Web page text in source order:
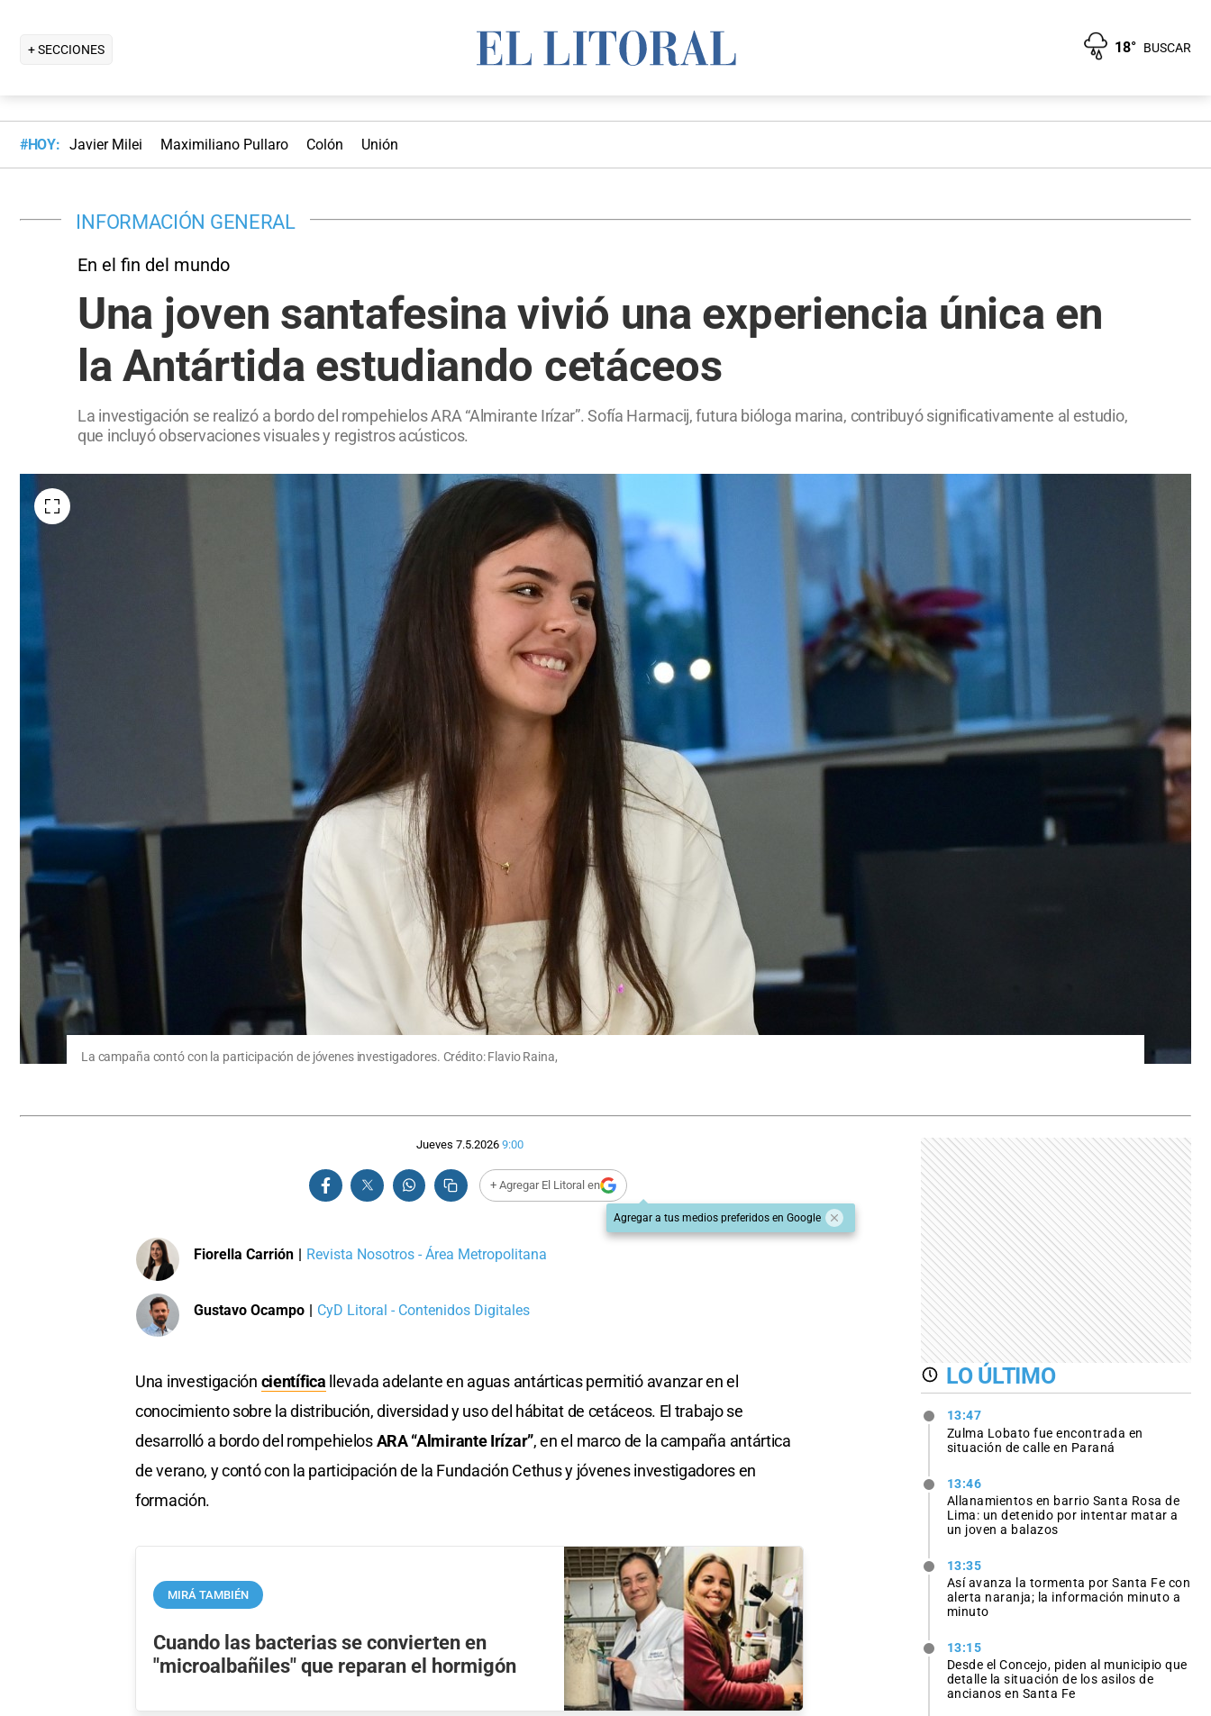
+ SECCIONES 18° BUSCAR
#HOY: Javier Milei Maximiliano Pullaro Colón Unión
INFORMACIÓN GENERAL
En el fin del mundo
Una joven santafesina vivió una experiencia única en
la Antártida estudiando cetáceos
La investigación se realizó a bordo del rompehielos ARA “Almirante Irízar”. Sofía Harmacij, futura bióloga marina, contribuyó significativamente al estudio,
que incluyó observaciones visuales y registros acústicos.
La campaña contó con la participación de jóvenes investigadores. Crédito: Flavio Raina,
Jueves 7.5.2026 9:00
+ Agregar El Litoral en
Agregar a tus medios preferidos en Google
Fiorella Carrión | Revista Nosotros - Área Metropolitana
Gustavo Ocampo | CyD Litoral - Contenidos Digitales
Una investigación científica llevada adelante en aguas antárticas permitió avanzar en el
conocimiento sobre la distribución, diversidad y uso del hábitat de cetáceos. El trabajo se
desarrolló a bordo del rompehielosARA “Almirante Irízar”, en el marco de la campaña antártica
de verano, y contó con la participación de la Fundación Cethus y jóvenes investigadores en
formación.
MIRÁ TAMBIÉN
Cuando las bacterias se convierten en
"microalbañiles" que reparan el hormigón
LO ÚLTIMO
13:47
Zulma Lobato fue encontrada en
situación de calle en Paraná
13:46
Allanamientos en barrio Santa Rosa de
Lima: un detenido por intentar matar a
un joven a balazos
13:35
Así avanza la tormenta por Santa Fe con
alerta naranja; la información minuto a
minuto
13:15
Desde el Concejo, piden al municipio que
detalle la situación de los asilos de
ancianos en Santa Fe